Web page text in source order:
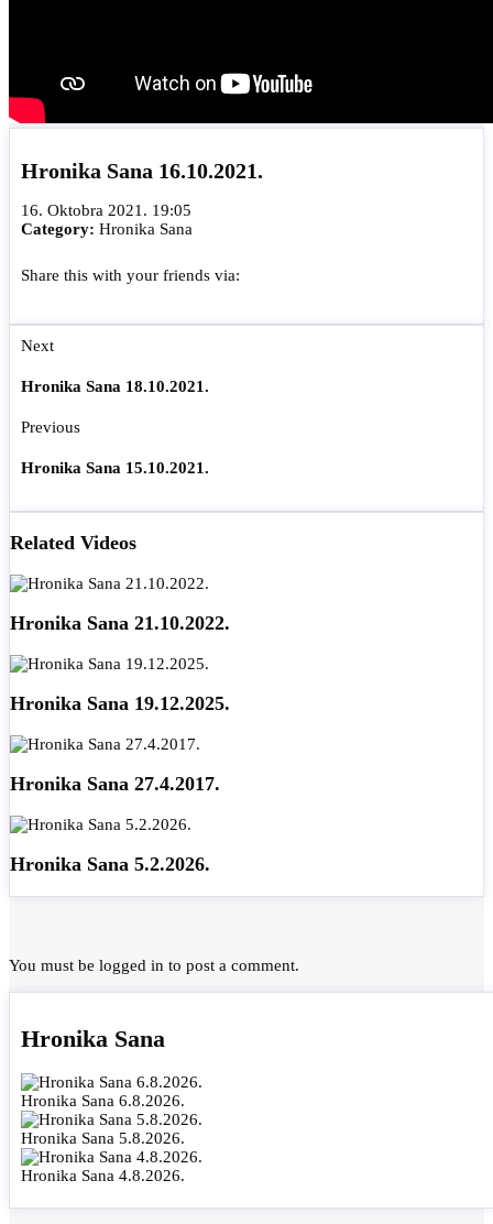
Hronika Sana 16.10.2021.
16. Oktobra 2021. 19:05
Category: Hronika Sana
Share this with your friends via:
Next
Hronika Sana 18.10.2021.
Previous
Hronika Sana 15.10.2021.
Related Videos
Hronika Sana 21.10.2022.
Hronika Sana 19.12.2025.
Hronika Sana 27.4.2017.
Hronika Sana 5.2.2026.
You must be logged in to post a comment.
Hronika Sana
Hronika Sana 6.8.2026.
Hronika Sana 5.8.2026.
Hronika Sana 4.8.2026.